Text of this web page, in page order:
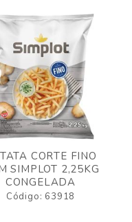
CORTE FINO
SIMPLOT 2,25KG
CONGELADA
Código: 63918